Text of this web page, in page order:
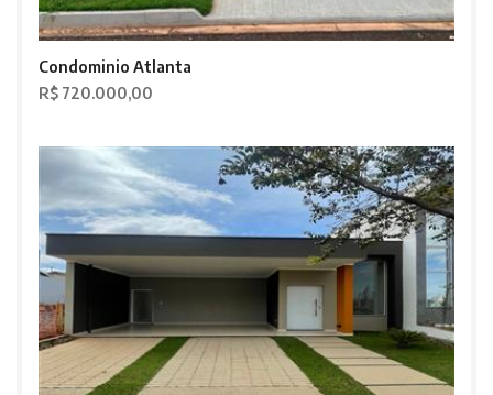
Condominio Atlanta
R$ 720.000,00